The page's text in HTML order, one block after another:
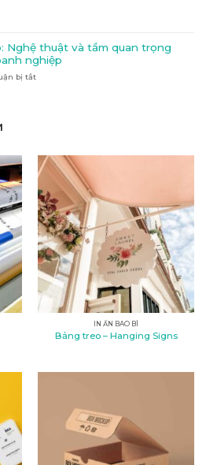
nào
phù
hợp
Quảng
cáo
tại
Nghệ thuật và tầm quan trọng
nghiệp
bị tắt
tầm
quan
dành
cho
Doanh
nghiệp
IN ẤN BAO BÌ
Bảng treo – Hanging Signs